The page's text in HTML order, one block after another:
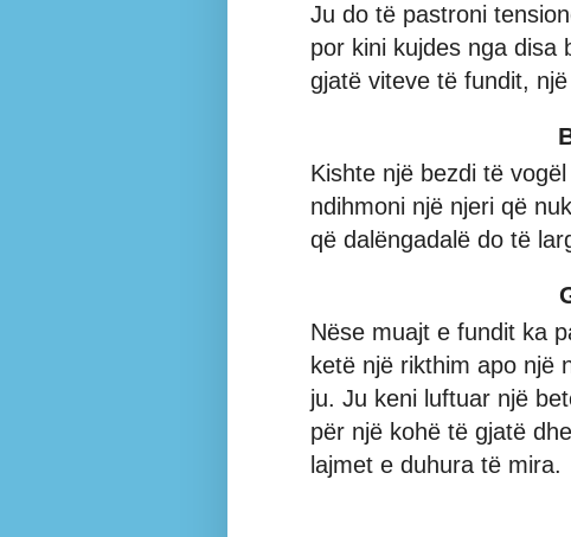
Ju do të pastroni
por kini kujdes nga disa
gjatë viteve të fundit,
Kishte një bezdi të
ndihmoni një njeri që
që dalëngadalë do të
Nëse muajt e fundit ka
ketë një rikthim apo një
ju. Ju keni luftuar një
për një kohë të gjatë
lajmet e duhura të mira.